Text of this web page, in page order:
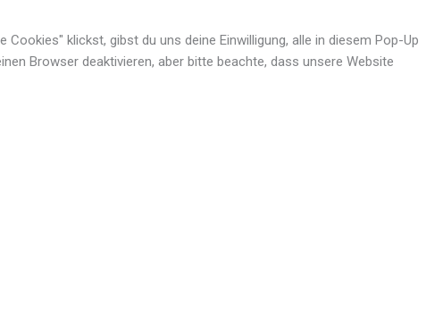
klickst, gibst du uns deine Einwilligung, alle in diesem Pop-Up
Browser deaktivieren, aber bitte beachte, dass unsere Website